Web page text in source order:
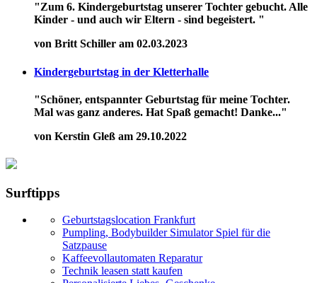
"Zum 6. Kindergeburtstag unserer Tochter gebucht. Alle
Kinder - und auch wir Eltern - sind begeistert. "
von Britt Schiller am 02.03.2023
Kindergeburtstag in der Kletterhalle
"Schöner, entspannter Geburtstag für meine Tochter.
Mal was ganz anderes. Hat Spaß gemacht! Danke..."
von Kerstin Gleß am 29.10.2022
Surftipps
Geburtstagslocation Frankfurt
Pumpling, Bodybuilder Simulator Spiel für die
Satzpause
Kaffeevollautomaten Reparatur
Technik leasen statt kaufen